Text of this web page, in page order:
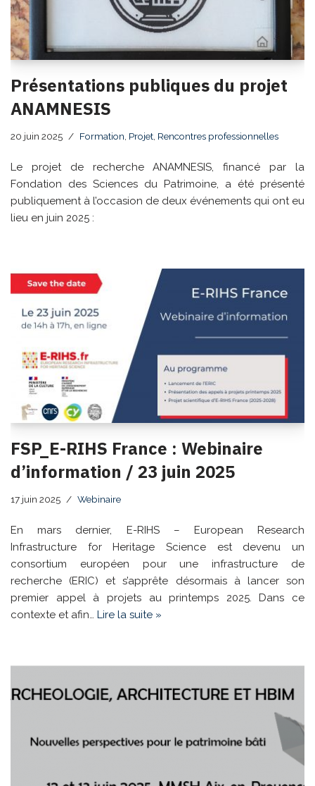
Présentations publiques du projet
ANAMNESIS
20 juin 2025 Formation Projet Rencontres professionnelles
Le projet de recherche ANAMNESIS, financé par la
Fondation des Sciences du Patrimoine, a été présenté
publiquement à l’occasion de deux événements qui ont eu
lieu en juin 2025 :
FSP_E-RIHS France : Webinaire
d’information / 23 juin 2025
17 juin 2025 Webinaire
En mars dernier, E-RIHS – European Research
Infrastructure for Heritage Science est devenu un
consortium européen pour une infrastructure de
recherche (ERIC) et s’apprête désormais à lancer son
premier appel à projets au printemps 2025. Dans ce
contexte et afin… Lire la suite »